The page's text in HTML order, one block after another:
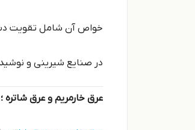
خواص آن شامل تقویت
در صنایع شیرینی و
عرق خارمریم و عرق